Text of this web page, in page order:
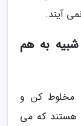
آیند.
به هم
مخلوط کن و
هستند که می